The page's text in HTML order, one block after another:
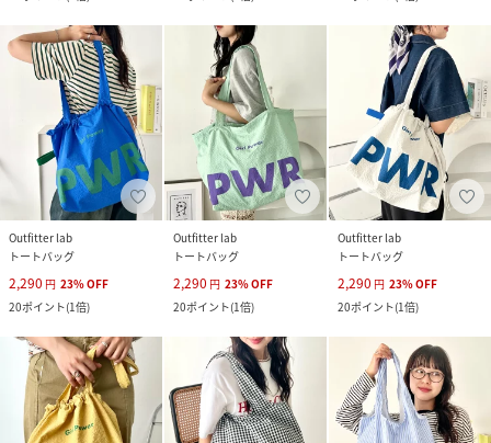
Outfitter lab
トートバッグ
2,290 円 23%OFF
20ポイント(1倍)
Outfitter lab
トートバッグ
2,290 円 23%OFF
20ポイント(1倍)
Outfitter lab
トートバッグ
2,290 円 23%OFF
20ポイント(1倍)